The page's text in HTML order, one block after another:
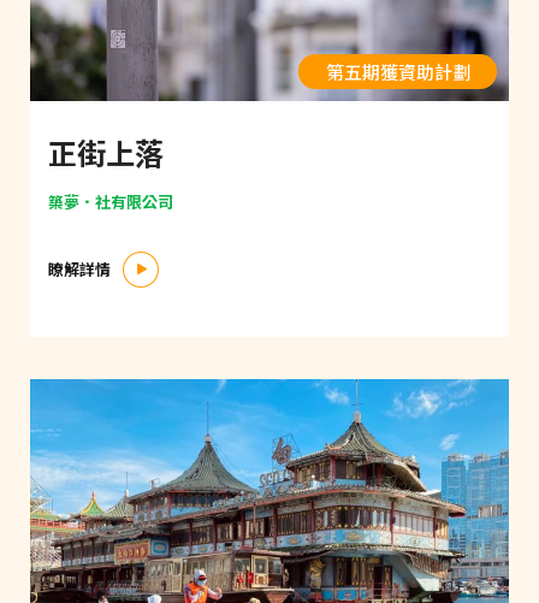
第五期獲資助計劃
正街上落
築夢．社有限公司
瞭解詳情